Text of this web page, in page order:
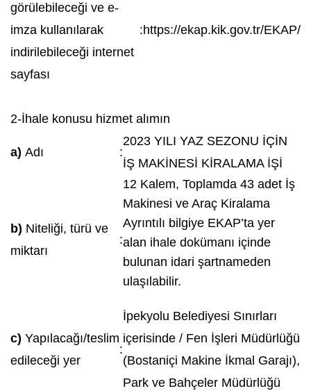
görülebileceği ve e-
imza kullanılarak
indirilebileceği internet
sayfası
:https://ekap.kik.gov.tr/EKAP/
2-İhale konusu hizmet alımın
a) Adı :
2023 YILI YAZ SEZONU İÇİN
İŞ MAKİNESİ KİRALAMA İŞİ
b) Niteliği, türü ve
miktarı
:
12 Kalem, Toplamda 43 adet İş
Makinesi ve Araç Kiralama
Ayrıntılı bilgiye EKAP’ta yer
alan ihale dokümanı içinde
bulunan idari şartnameden
ulaşılabilir.
c) Yapılacağı/teslim
edileceği yer
:
İpekyolu Belediyesi Sınırları
içerisinde / Fen İşleri Müdürlüğü
(Bostaniçi Makine İkmal Garajı),
Park ve Bahçeler Müdürlüğü